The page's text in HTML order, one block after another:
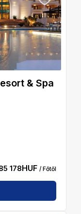
& Spa
178HUF / Főtől